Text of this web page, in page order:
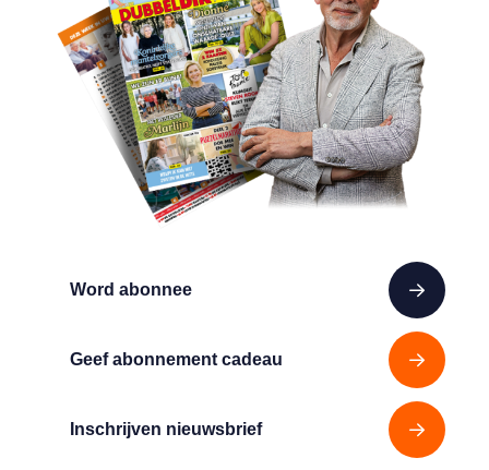
Word abonnee
Geef abonnement cadeau
Inschrijven nieuwsbrief